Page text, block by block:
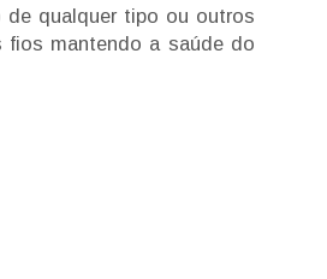
de qualquer tipo ou outros
fios mantendo a saúde do